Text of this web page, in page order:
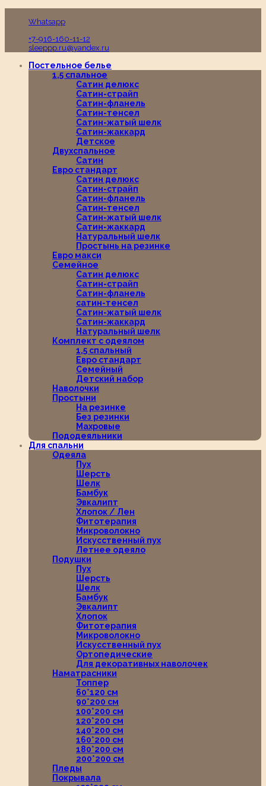
Whatsapp
+7-916-160-11-12
sleeppp.ru@yandex.ru
Постельное белье
1,5 спальное
Сатин делюкс
Сатин-страйп
Сатин-фланель
Сатин-тенсел
Сатин-жатый шелк
Сатин-жаккард
Детское
Двухспальное
Сатин
Евро стандарт
Сатин делюкс
Сатин-страйп
Сатин-фланель
Сатин-тенсел
Сатин-жатый шелк
Сатин-жаккард
Натуральный шелк
Простынь на резинке
Евро макси
Семейное
Сатин делюкс
Сатин-страйп
Сатин-фланель
сатин-тенсел
Сатин-жатый шелк
Сатин-жаккард
Натуральный шелк
Комплект с одеялом
1,5 спальный
Евро стандарт
Семейный
Детский набор
Наволочки
Простыни
На резинке
Без резинки
Махровые
Пододеяльники
Для спальни
Одеяла
Пух
Шерсть
Шелк
Бамбук
Эвкалипт
Хлопок / Лен
Фитотерапия
Микроволокно
Искусственный пух
Летнее одеяло
Подушки
Пух
Шерсть
Шелк
Бамбук
Эвкалипт
Хлопок
Фитотерапия
Микроволокно
Искусственный пух
Ортопедические
Для декоративных наволочек
Наматрасники
Топпер
60*120 см
90*200 см
100*200 см
120*200 см
140*200 см
160*200 см
180*200 см
200*200 см
Пледы
Покрывала